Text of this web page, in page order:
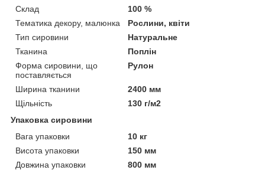
Склад
100 %
Тематика декору, малюнка
Рослини, квіти
Тип сировини
Натуральне
Тканина
Поплін
Форма сировини, що
поставляється
Рулон
Ширина тканини
2400 мм
Щільність
130 г/м2
Упаковка сировини
Вага упаковки
10 кг
Висота упаковки
150 мм
Довжина упаковки
800 мм